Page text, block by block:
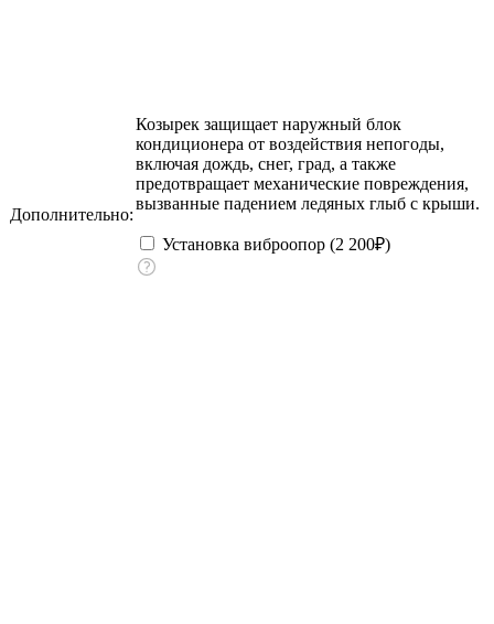
Дополнительно:
Козырек защищает наружный блок
кондиционера от воздействия непогоды,
включая дождь, снег, град, а также
предотвращает механические повреждения,
вызванные падением ледяных глыб с крыши.
Установка виброопор (2 200₽)